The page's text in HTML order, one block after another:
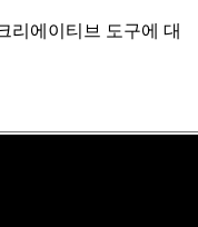
리에이티브 도구에 대